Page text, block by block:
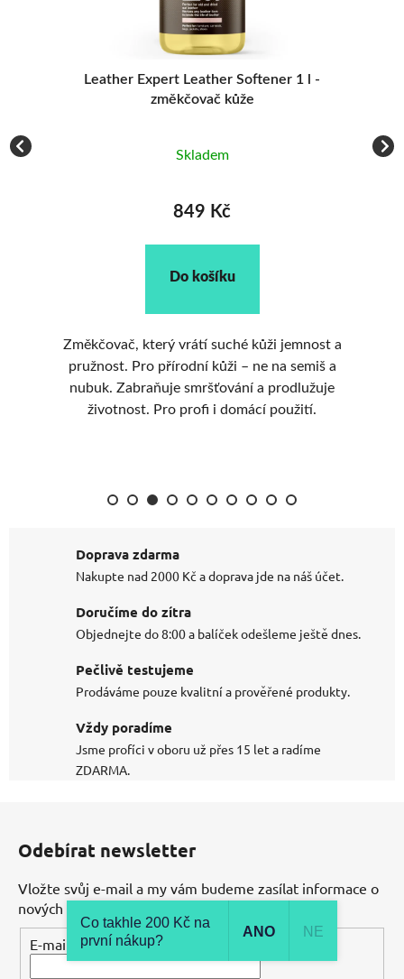
Leather Expert Leather Softener 1 l -
změkčovač kůže
Skladem
849 Kč
Do košíku
Změkčovač, který vrátí suché kůži jemnost a
pružnost. Pro přírodní kůži – ne na semiš a
nubuk. Zabraňuje smršťování a prodlužuje
životnost. Pro profi i domácí použití.
Doprava zdarma
Nakupte nad 2000 Kč a doprava jde na náš účet.
Doručíme do zítra
Objednejte do 8:00 a balíček odešleme ještě dnes.
Pečlivě testujeme
Prodáváme pouze kvalitní a prověřené produkty.
Vždy poradíme
Jsme profíci v oboru už přes 15 let a radíme
ZDARMA.
Odebírat newsletter
Vložte svůj e-mail a my vám budeme zasílat informace o
nových produktech na našem e-shopu.
E-mail
Co takhle 200 Kč na
první nákup?
ANO NE